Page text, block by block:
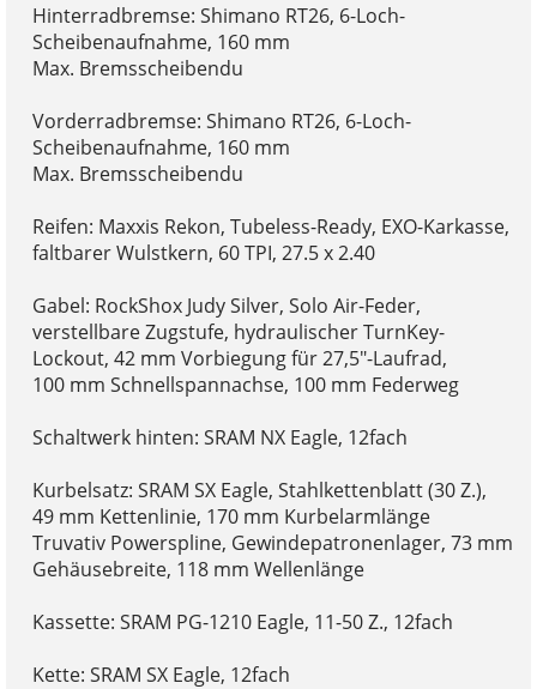
Hinterradbremse: Shimano RT26, 6-Loch-
Scheibenaufnahme, 160 mm
Max. Bremsscheibendu
Vorderradbremse: Shimano RT26, 6-Loch-
Scheibenaufnahme, 160 mm
Max. Bremsscheibendu
Reifen: Maxxis Rekon, Tubeless-Ready, EXO-Karkasse,
faltbarer Wulstkern, 60 TPI, 27.5 x 2.40
Gabel: RockShox Judy Silver, Solo Air-Feder,
verstellbare Zugstufe, hydraulischer TurnKey-
Lockout, 42 mm Vorbiegung für 27,5"-Laufrad,
100 mm Schnellspannachse, 100 mm Federweg
Schaltwerk hinten: SRAM NX Eagle, 12fach
Kurbelsatz: SRAM SX Eagle, Stahlkettenblatt (30 Z.),
49 mm Kettenlinie, 170 mm Kurbelarmlänge
Truvativ Powerspline, Gewindepatronenlager, 73 mm
Gehäusebreite, 118 mm Wellenlänge
Kassette: SRAM PG-1210 Eagle, 11-50 Z., 12fach
Kette: SRAM SX Eagle, 12fach